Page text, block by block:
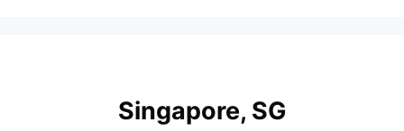
Singapore, SG